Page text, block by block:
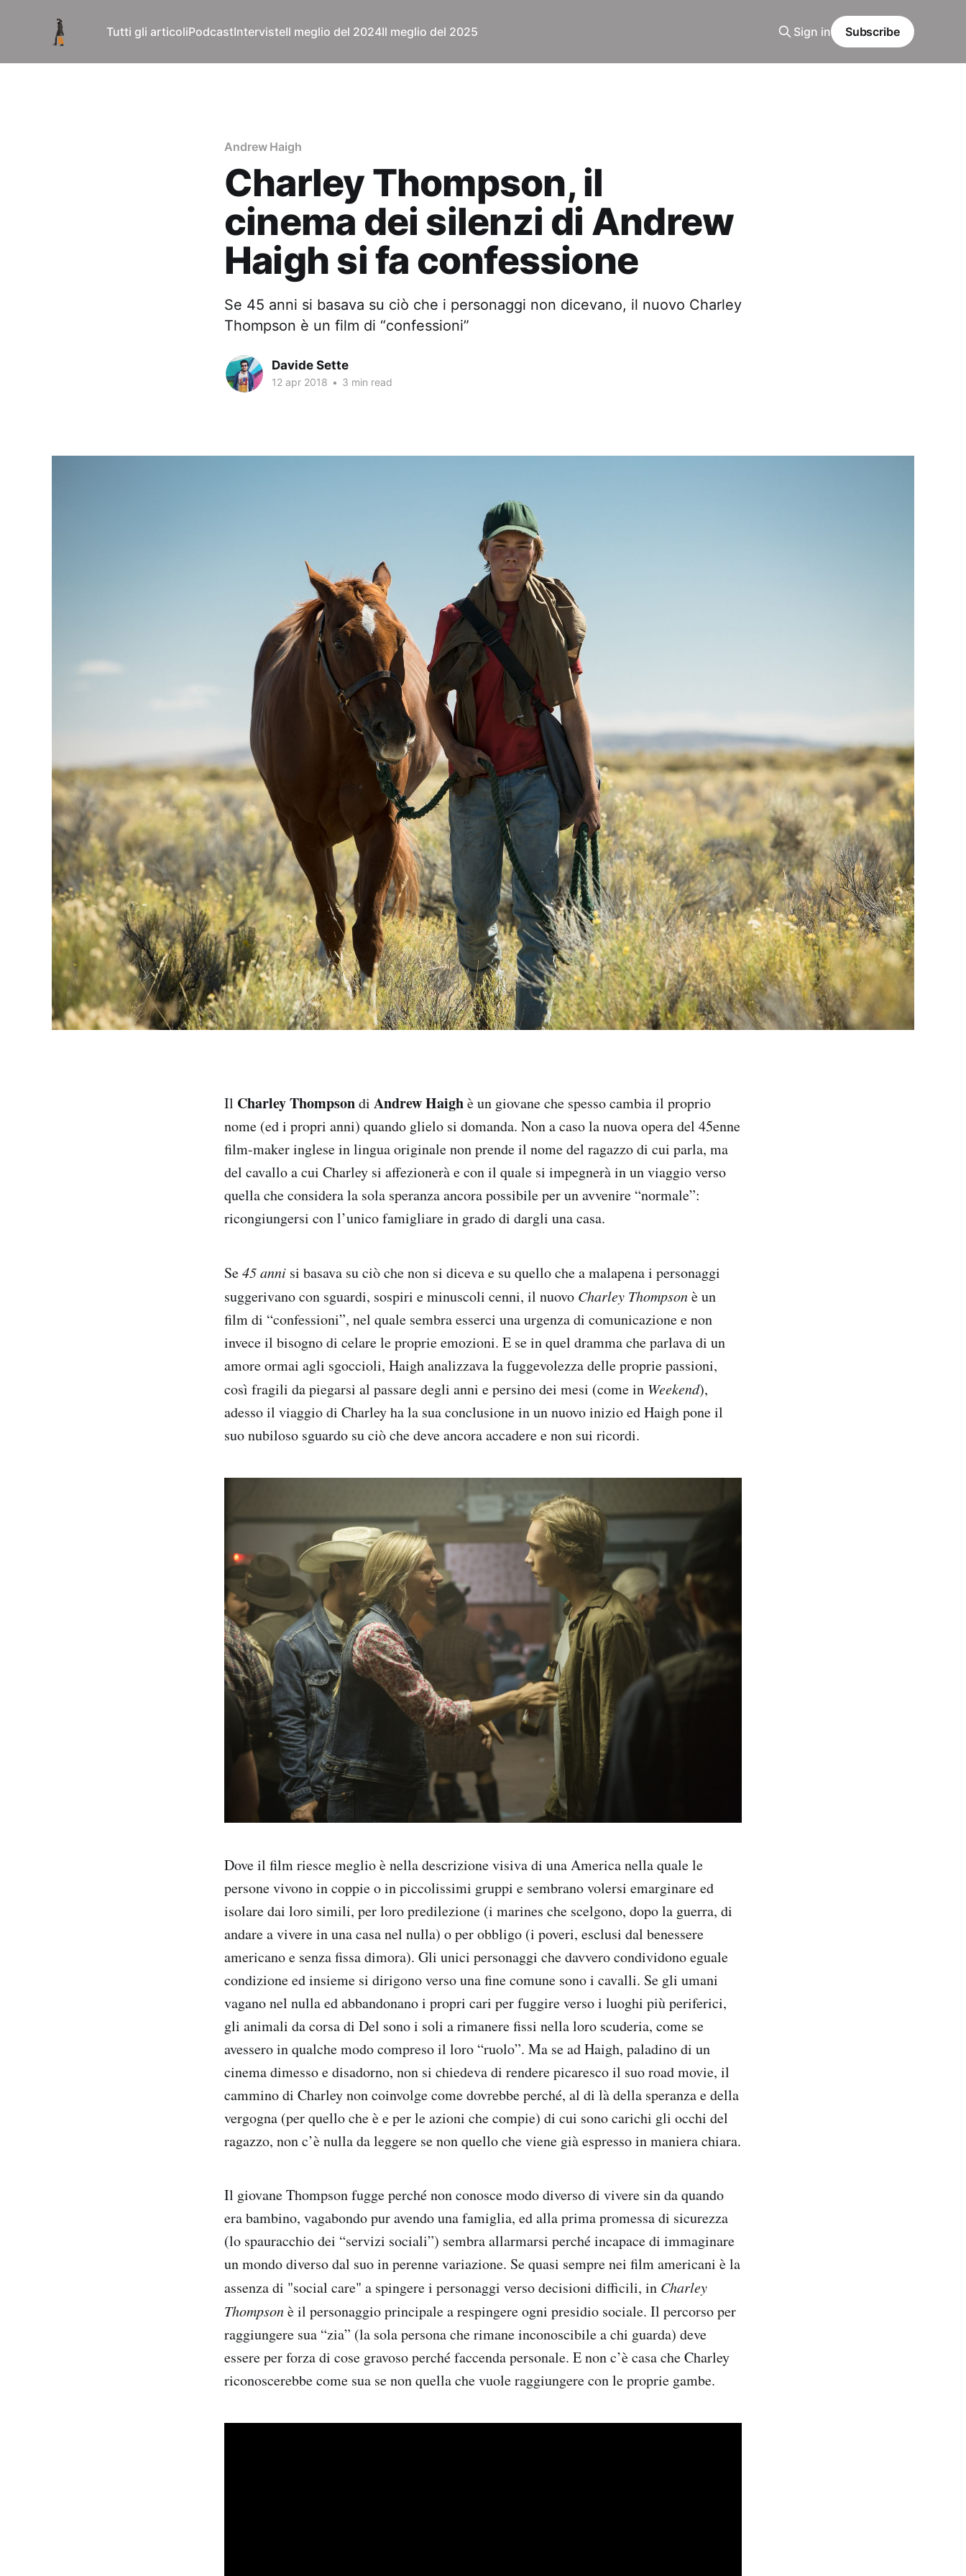
Tutti gli articoliPodcastIntervisteIl meglio del 2024Il meglio del 2025 Sign in Subscribe
Andrew Haigh
Charley Thompson, il
cinema dei silenzi di Andrew
Haigh si fa confessione
Se 45 anni si basava su ciò che i personaggi non dicevano, il nuovo Charley
Thompson è un film di “confessioni”
Davide Sette
12 apr 2018 • 3 min read
Il Charley Thompsondi Andrew Haighè un giovane che spesso cambia il proprio
nome (ed i propri anni) quando glielo si domanda. Non a caso la nuova opera del 45enne
film-maker inglese in lingua originale non prende il nome del ragazzo di cui parla, ma
del cavallo a cui Charley si affezionerà e con il quale si impegnerà in un viaggio verso
quella che considera la sola speranza ancora possibile per un avvenire “normale”:
ricongiungersi con l’unico famigliare in grado di dargli una casa.
Se45 anni si basava su ciò che non si diceva e su quello che a malapena i personaggi
suggerivano con sguardi, sospiri e minuscoli cenni, il nuovo Charley Thompsonè un
film di “confessioni”, nel quale sembra esserci una urgenza di comunicazione e non
invece il bisogno di celare le proprie emozioni. E se in quel dramma che parlava di un
amore ormai agli sgoccioli, Haigh analizzava la fuggevolezza delle proprie passioni,
così fragili da piegarsi al passare degli anni e persino dei mesi (come in Weekend),
adesso il viaggio di Charley ha la sua conclusione in un nuovo inizio ed Haigh pone il
suo nubiloso sguardo su ciò che deve ancora accadere e non sui ricordi.
Dove il film riesce meglio è nella descrizione visiva di una America nella quale le
persone vivono in coppie o in piccolissimi gruppi e sembrano volersi emarginare ed
isolare dai loro simili, per loro predilezione (i marines che scelgono, dopo la guerra, di
andare a vivere in una casa nel nulla) o per obbligo (i poveri, esclusi dal benessere
americano e senza fissa dimora). Gli unici personaggi che davvero condividono eguale
condizione ed insieme si dirigono verso una fine comune sono i cavalli. Se gli umani
vagano nel nulla ed abbandonano i propri cari per fuggire verso i luoghi più periferici,
gli animali da corsa di Del sono i soli a rimanere fissi nella loro scuderia, come se
avessero in qualche modo compreso il loro “ruolo”. Ma se ad Haigh, paladino di un
cinema dimesso e disadorno, non si chiedeva di rendere picaresco il suo road movie, il
cammino di Charley non coinvolge come dovrebbe perché, al di là della speranza e della
vergogna (per quello che è e per le azioni che compie) di cui sono carichi gli occhi del
ragazzo, non c’è nulla da leggere se non quello che viene già espresso in maniera chiara.
Il giovane Thompson fugge perché non conosce modo diverso di vivere sin da quando
era bambino, vagabondo pur avendo una famiglia, ed alla prima promessa di sicurezza
(lo spauracchio dei “servizi sociali”) sembra allarmarsi perché incapace di immaginare
un mondo diverso dal suo in perenne variazione. Se quasi sempre nei film americani è la
assenza di "social care" a spingere i personaggi verso decisioni difficili, in Charley
Thompsonè il personaggio principale a respingere ogni presidio sociale. Il percorso per
raggiungere sua “zia” (la sola persona che rimane inconoscibile a chi guarda) deve
essere per forza di cose gravoso perché faccenda personale. E non c’è casa che Charley
riconoscerebbe come sua se non quella che vuole raggiungere con le proprie gambe.